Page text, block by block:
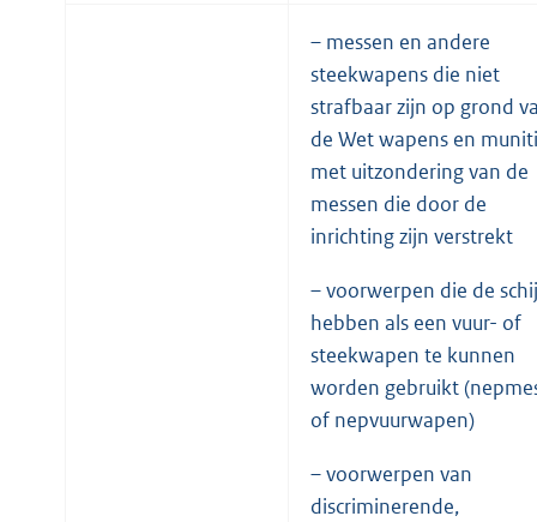
– messen en andere
steekwapens die niet
strafbaar zijn op grond
de Wet wapens en
met uitzondering van de
messen die door de
inrichting zijn verstrekt
– voorwerpen die de
hebben als een vuur- of
steekwapen te kunnen
worden gebruikt
of nepvuurwapen)
– voorwerpen van
discriminerende,